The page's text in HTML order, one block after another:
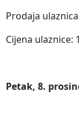
Prodaja
Cijena ulaznice:
Petak, 8.